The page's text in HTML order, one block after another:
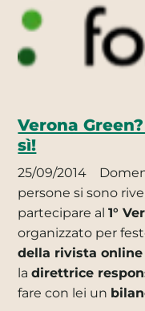
Verona
sì!
25/09/2014
persone si sono
partecipare al1°
organizzato per
della rivista online
ladirettrice
fare con lei un